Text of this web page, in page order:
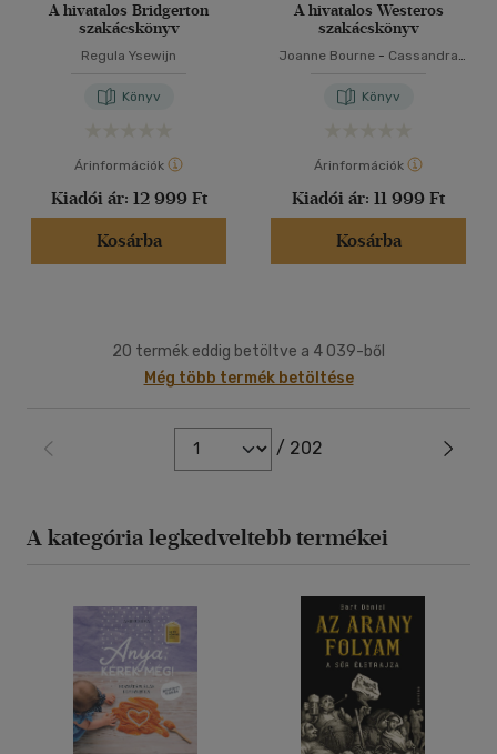
A hivatalos Bridgerton
szakácskönyv
Regula Ysewijn
Könyv
Árinformációk
Kiadói ár: 12 999 Ft
Kosárba
A hivatalos Westeros
szakácskönyv
Joanne Bourne - Cassandra
Könyv
Árinformációk
Kiadói ár: 11 999 Ft
Kosárba
20 termék eddig betöltve a 4 039-ből
Még több termék betöltése
/ 202
A kategória legkedveltebb termékei